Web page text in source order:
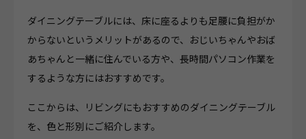
ダイニングテーブルには、床に座るよりも足腰に負担がか
からないというメリットがあるので、おじいちゃんやおば
あちゃんと一緒に住んでいる方や、長時間パソコン作業を
するような方にはおすすめです。
ここからは、リビングにもおすすめのダイニングテーブル
を、色と形別にご紹介します。